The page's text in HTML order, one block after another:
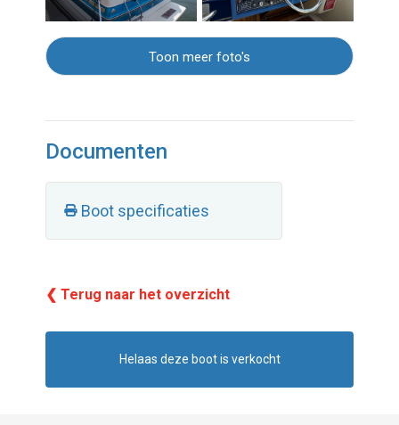
Toon meer foto's
Documenten
Boot specificaties
❮ Terug naar het overzicht
Helaas deze boot is verkocht